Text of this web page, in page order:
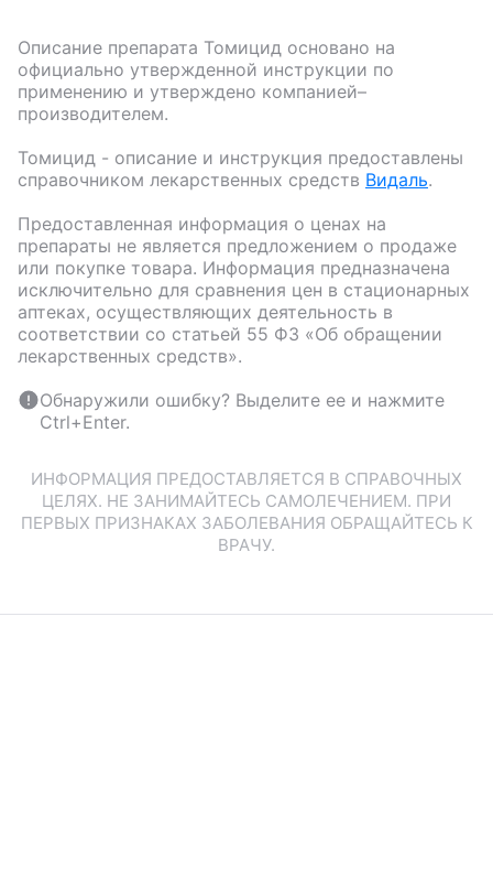
Описание препарата Томицид основано на
официально утвержденной инструкции по
применению и утверждено компанией–
производителем.
Томицид - описание и инструкция предоставлены
справочником лекарственных средств Видаль.
Предоставленная информация о ценах на
препараты не является предложением о продаже
или покупке товара. Информация предназначена
исключительно для сравнения цен в стационарных
аптеках, осуществляющих деятельность в
соответствии со статьей 55 ФЗ «Об обращении
лекарственных средств».
Обнаружили ошибку? Выделите ее и нажмите
Ctrl+Enter.
ИНФОРМАЦИЯ ПРЕДОСТАВЛЯЕТСЯ В СПРАВОЧНЫХ
ЦЕЛЯХ. НЕ ЗАНИМАЙТЕСЬ САМОЛЕЧЕНИЕМ. ПРИ
ПЕРВЫХ ПРИЗНАКАХ ЗАБОЛЕВАНИЯ ОБРАЩАЙТЕСЬ К
ВРАЧУ.